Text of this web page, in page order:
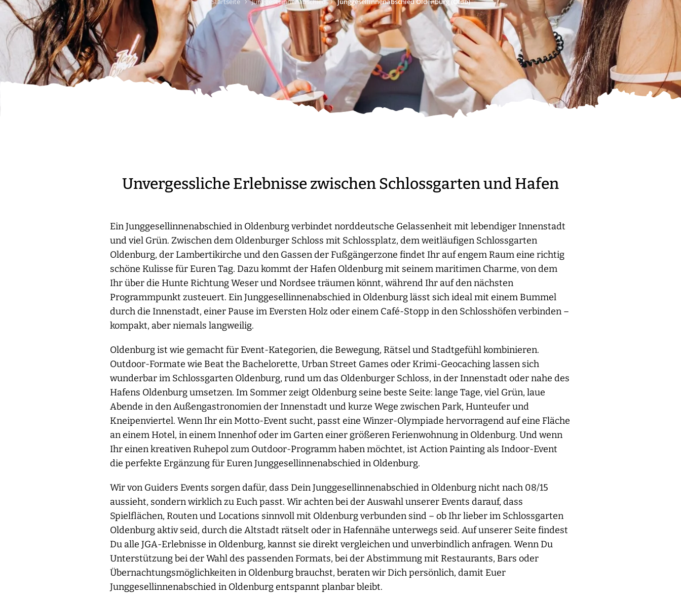
Unvergessliche Erlebnisse zwischen Schlossgarten und Hafen
Ein Junggesellinnenabschied in Oldenburg verbindet norddeutsche Gelassenheit mit lebendiger Innenstadt
und viel Grün. Zwischen dem Oldenburger Schloss mit Schlossplatz, dem weitläufigen Schlossgarten
Oldenburg, der Lambertikirche und den Gassen der Fußgängerzone findet Ihr auf engem Raum eine richtig
schöne Kulisse für Euren Tag. Dazu kommt der Hafen Oldenburg mit seinem maritimen Charme, von dem
Ihr über die Hunte Richtung Weser und Nordsee träumen könnt, während Ihr auf den nächsten
Programmpunkt zusteuert. Ein Junggesellinnenabschied in Oldenburg lässt sich ideal mit einem Bummel
durch die Innenstadt, einer Pause im Eversten Holz oder einem Café-Stopp in den Schlosshöfen verbinden –
kompakt, aber niemals langweilig.
Oldenburg ist wie gemacht für Event-Kategorien, die Bewegung, Rätsel und Stadtgefühl kombinieren.
Outdoor-Formate wie Beat the Bachelorette, Urban Street Games oder Krimi-Geocaching lassen sich
wunderbar im Schlossgarten Oldenburg, rund um das Oldenburger Schloss, in der Innenstadt oder nahe des
Hafens Oldenburg umsetzen. Im Sommer zeigt Oldenburg seine beste Seite: lange Tage, viel Grün, laue
Abende in den Außengastronomien der Innenstadt und kurze Wege zwischen Park, Hunteufer und
Kneipenviertel. Wenn Ihr ein Motto-Event sucht, passt eine Winzer-Olympiade hervorragend auf eine Fläche
an einem Hotel, in einem Innenhof oder im Garten einer größeren Ferienwohnung in Oldenburg. Und wenn
Ihr einen kreativen Ruhepol zum Outdoor-Programm haben möchtet, ist Action Painting als Indoor-Event
die perfekte Ergänzung für Euren Junggesellinnenabschied in Oldenburg.
Wir von Guiders Events sorgen dafür, dass Dein Junggesellinnenabschied in Oldenburg nicht nach 08/15
aussieht, sondern wirklich zu Euch passt. Wir achten bei der Auswahl unserer Events darauf, dass
Spielflächen, Routen und Locations sinnvoll mit Oldenburg verbunden sind – ob Ihr lieber im Schlossgarten
Oldenburg aktiv seid, durch die Altstadt rätselt oder in Hafennähe unterwegs seid. Auf unserer Seite findest
Du alle JGA-Erlebnisse in Oldenburg, kannst sie direkt vergleichen und unverbindlich anfragen. Wenn Du
Unterstützung bei der Wahl des passenden Formats, bei der Abstimmung mit Restaurants, Bars oder
Übernachtungsmöglichkeiten in Oldenburg brauchst, beraten wir Dich persönlich, damit Euer
Junggesellinnenabschied in Oldenburg entspannt planbar bleibt.